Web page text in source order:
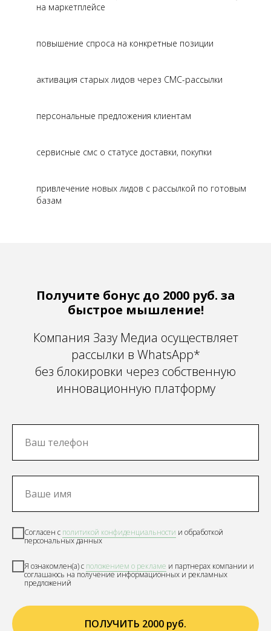
на маркетплейсе
повышение спроса на конкретные позиции
активация старых лидов через СМС-рассылки
персональные предложения клиентам
сервисные смс о статусе доставки, покупки
привлечение новых лидов с рассылкой по готовым
базам
Получите бонус до 2000 руб. за
быстрое мышление!
Компания Зазу Медиа осуществляет
рассылки в WhatsApp*
без блокировки через собственную
инновационную платформу
Согласен с политикой конфиденциальности и обработкой
персональных данных
Я ознакомлен(а) с положением о рекламе и партнерах компании и
соглашаюсь на получение информационных и рекламных
предложений
ПОЛУЧИТЬ 2000 руб.